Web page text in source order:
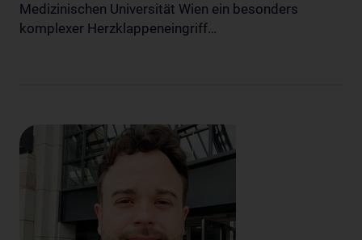
Medizinischen Universität Wien ein besonders
komplexer Herzklappeneingriff…